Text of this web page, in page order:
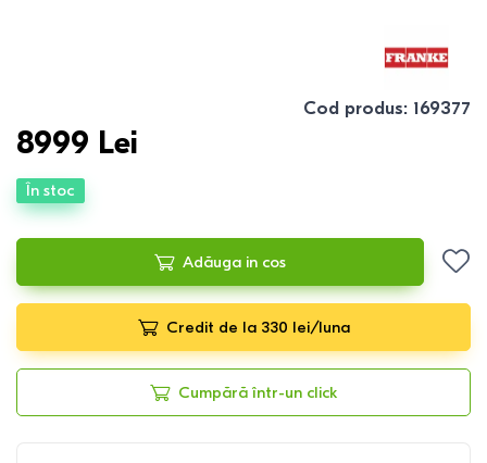
Cod produs: 169377
8999 Lei
În stoc
Adăuga in cos
Credit de la 330 lei/luna
Cumpără într-un click